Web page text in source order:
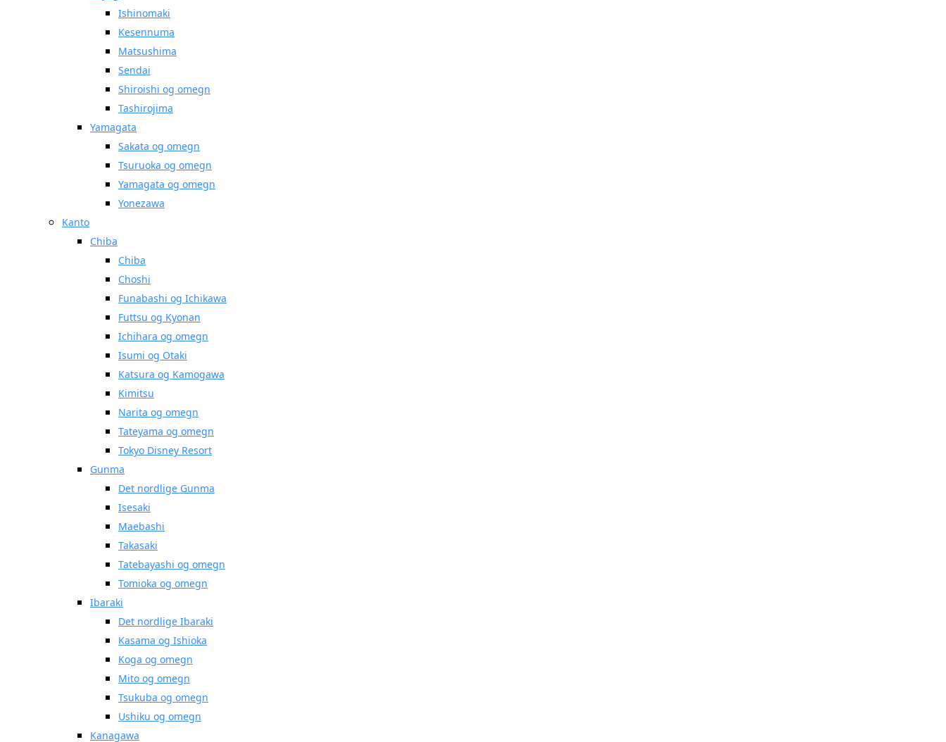
Ishinomaki
Kesennuma
Matsushima
Sendai
Shiroishi og omegn
Tashirojima
Yamagata
Sakata og omegn
Tsuruoka og omegn
Yamagata og omegn
Yonezawa
Kanto
Chiba
Chiba
Choshi
Funabashi og Ichikawa
Futtsu og Kyonan
Ichihara og omegn
Isumi og Otaki
Katsura og Kamogawa
Kimitsu
Narita og omegn
Tateyama og omegn
Tokyo Disney Resort
Gunma
Det nordlige Gunma
Isesaki
Maebashi
Takasaki
Tatebayashi og omegn
Tomioka og omegn
Ibaraki
Det nordlige Ibaraki
Kasama og Ishioka
Koga og omegn
Mito og omegn
Tsukuba og omegn
Ushiku og omegn
Kanagawa